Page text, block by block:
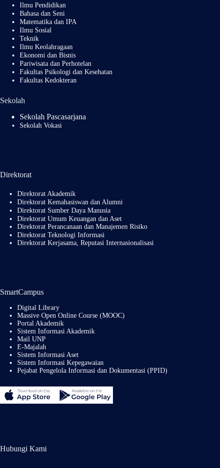
Ilmu Pendidikan
Bahasa dan Seni
Matematika dan IPA
Ilmu Sosial
Teknik
Ilmu Keolahragaan
Ekonomi dan Bisnis
Pariwisata dan Perhotelan
Fakultas Psikologi dan Kesehatan
Fakultas Kedokteran
Sekolah
Sekolah Pascasarjana
Sekolah Vokasi
Direktorat
Direktorat Akademik
Direktorat Kemahasiswan dan Alumni
Direktorat Sumber Daya Manusia
Direktorat Umum Keuangan dan Aset
Direktorat Perancanaan dan Manajemen Risiko
Direktorat Teknologi Informasi
Direktorat Kerjasama, Reputasi Internasionalisasi
SmartCampus
Digital Library
Massive Open Online Course (MOOC)
Portal Akademik
Sistem Informasi Akademik
Mail UNP
E-Majalah
Sistem Informasi Aset
Sistem Informasi Kepegawaian
Pejabat Pengelola Informasi dan Dokumentasi (PPID)
Hubungi Kami